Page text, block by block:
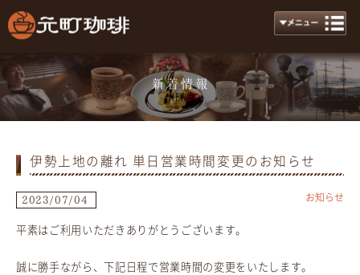
新着情報
News
伊勢上地の離れ 単日営業時間変更のお知らせ
お知らせ
2023/07/04
平素はご利用いただきありがとうございます。
誠に勝手ながら、下記日程で営業時間の変更をいたします。